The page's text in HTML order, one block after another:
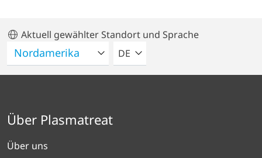
Aktuell gewählter Standort und Sprache
BITTE WÄHLEN SIE EINE
DE
Über Plasmatreat
Über uns